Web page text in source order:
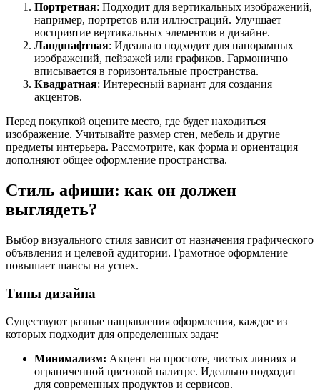
Портретная: Подходит для вертикальных изображений,
например, портретов или иллюстраций. Улучшает
восприятие вертикальных элементов в дизайне.
Ландшафтная: Идеально подходит для панорамных
изображений, пейзажей или графиков. Гармонично
вписывается в горизонтальные пространства.
Квадратная: Интересный вариант для создания
акцентов.
Перед покупкой оцените место, где будет находиться
изображение. Учитывайте размер стен, мебель и другие
предметы интерьера. Рассмотрите, как форма и ориентация
дополняют общее оформление пространства.
Стиль афиши: как он должен
выглядеть?
Выбор визуального стиля зависит от назначения графического
объявления и целевой аудитории. Грамотное оформление
повышает шансы на успех.
Типы дизайна
Существуют разные направления оформления, каждое из
которых подходит для определенных задач:
Минимализм: Акцент на простоте, чистых линиях и
ограниченной цветовой палитре. Идеально подходит
для современных продуктов и сервисов.